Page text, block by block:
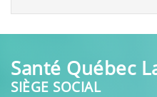
Santé Québec
SIÈGE SOCIAL